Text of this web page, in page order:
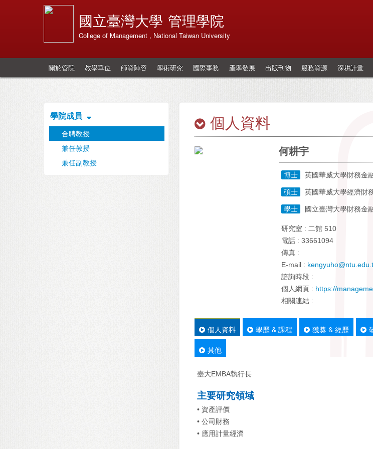
國立臺灣大學 管理學院
College of Management , National Taiwan University
關於管院 教學單位 師資陣容 學術研究 國際事務 產學發展 出版刊物 服務資源 深耕計畫
學院成員
合聘教授
兼任教授
兼任副教授
個人資料
何耕宇
博士 英國華威大學財務金
碩士 英國華威大學經濟財
學士 國立臺灣大學財務金
研究室 : 二館 510
電話 : 33661094
傳真 :
E-mail :
諮詢時段 :
個人網頁 : https://
相關連結 :
個人資料 學歷 & 課程 獲獎 & 經歷
其他
臺大EMBA執行長
主要研究領域
• 資產評價
• 公司財務
• 應用計量經濟